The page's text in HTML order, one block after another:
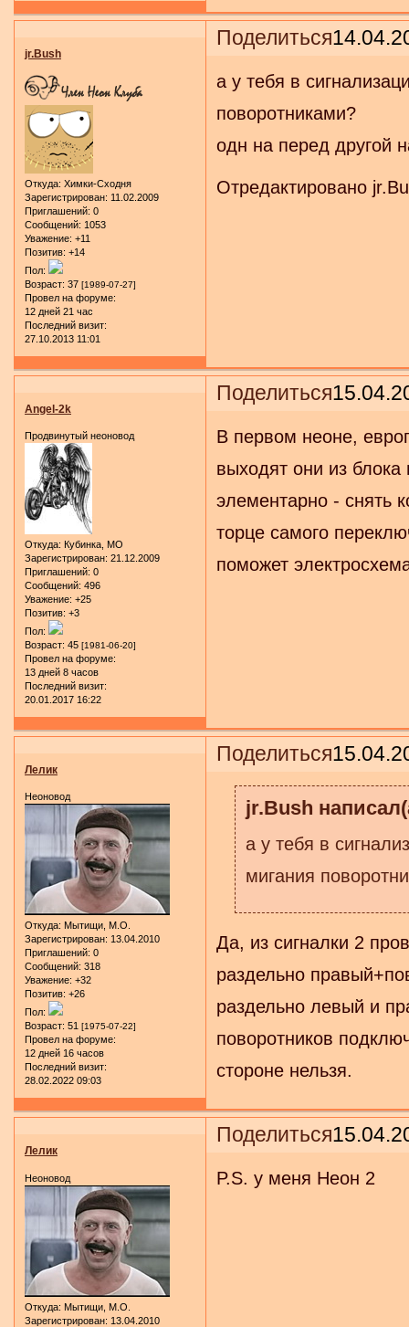
Поделиться
jr.Bush
Откуда: Химки-Сходня
Зарегистрирован: 11.02.2009
Приглашений: 0
Сообщений: 1053
Уважение: +11
Позитив: +14
Пол:
Возраст: 37 [1989-07-27]
Провел на форуме:
12 дней 21 час
Последний визит:
27.10.2013 11:01
а у тебя в
поворотниками?
одн на перед другой
Отредактировано
Поделиться
Angel-2k
Продвинутый неоновод
Откуда: Кубинка, МО
Зарегистрирован: 21.12.2009
Приглашений: 0
Сообщений: 496
Уважение: +25
Позитив: +3
Пол:
Возраст: 45 [1981-06-20]
Провел на форуме:
13 дней 8 часов
Последний визит:
20.01.2017 16:22
В первом неоне,
выходят они из
элементарно - снять
торце самого
поможет
Поделиться
Лелик
Неоновод
Откуда: Мытищи, М.О.
Зарегистрирован: 13.04.2010
Приглашений: 0
Сообщений: 318
Уважение: +32
Позитив: +26
Пол:
Возраст: 51 [1975-07-22]
Провел на форуме:
12 дней 16 часов
Последний визит:
28.02.2022 09:03
jr.Bush
а у тебя в
мигания
Да, из сигналки 2
раздельно
раздельно левый и
поворотников
стороне нельзя.
Поделиться
Лелик
Неоновод
Откуда: Мытищи, М.О.
Зарегистрирован: 13.04.2010
P.S. у меня Неон 2